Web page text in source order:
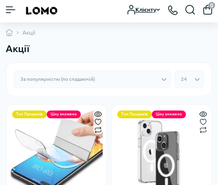
Клієнту
0
Акції
Акції
Топ Продажів Ціну знижено Топ Продажів Ціну знижено